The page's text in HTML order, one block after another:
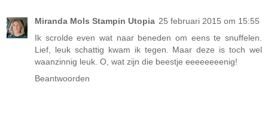
Miranda Mols Stampin Utopia 25 februari 2015 om 15:55
Ik scrolde even wat naar beneden om eens te snuffelen.
Lief, leuk schattig kwam ik tegen. Maar deze is toch wel
waanzinnig leuk. O, wat zijn die beestje eeeeeeeenig!
Beantwoorden